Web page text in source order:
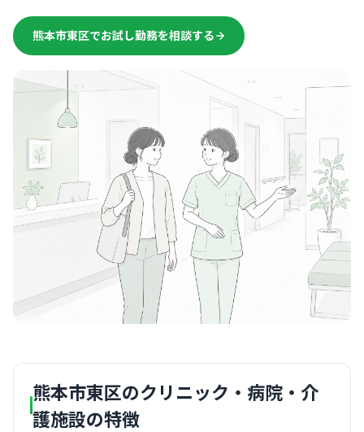
熊本市東区でお試し勤務を相談する
熊本市東区のクリニック・病院・介
護施設の特徴